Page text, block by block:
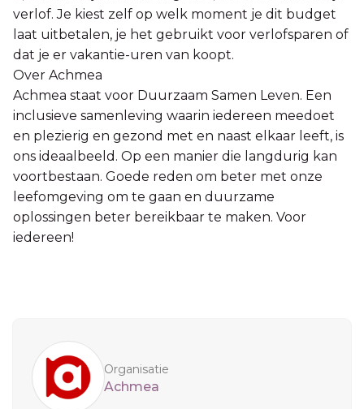
verlof. Je kiest zelf op welk moment je dit budget
laat uitbetalen, je het gebruikt voor verlofsparen of
dat je er vakantie-uren van koopt.
Over Achmea
Achmea staat voor Duurzaam Samen Leven. Een
inclusieve samenleving waarin iedereen meedoet
en plezierig en gezond met en naast elkaar leeft, is
ons ideaalbeeld. Op een manier die langdurig kan
voortbestaan. Goede reden om beter met onze
leefomgeving om te gaan en duurzame
oplossingen beter bereikbaar te maken. Voor
iedereen!
Organisatie
Achmea